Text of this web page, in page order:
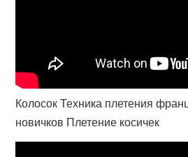
Колосок Техника плетения
новичков Плетение косичек